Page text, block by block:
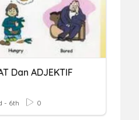
Dan ADJEKTIF
- 6th 0